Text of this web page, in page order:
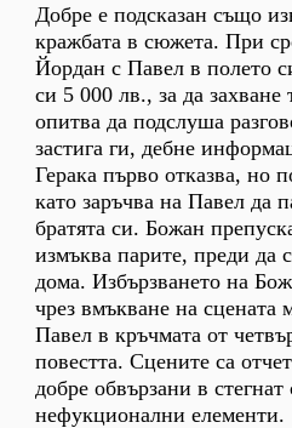
Добре е подсказан също
кражбата в сюжета. При
Йордан с Павел в полето
си 5 000 лв., за да
опитва да подслуша
застига ги, дебне
Герака първо отказва, но
като заръчва на Павел да
братята си. Божан
измъква парите, преди да
дома. Избързването на
чрез вмъкване на сцената
Павел в кръчмата от
повестта. Сцените са
добре обвързани в
нефукционални елементи.